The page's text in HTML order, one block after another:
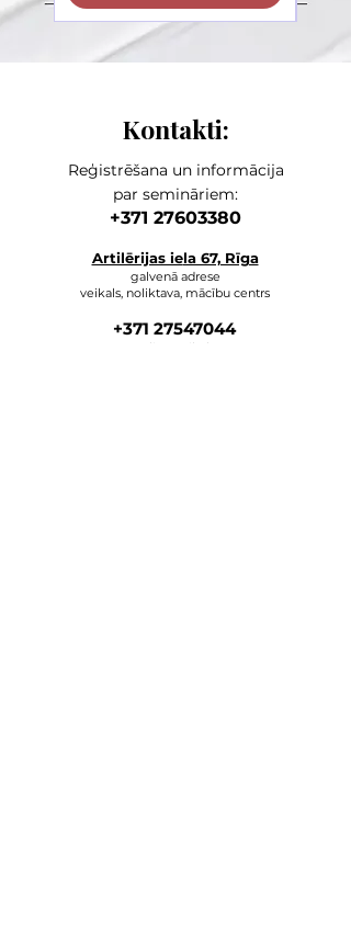
Kontakti:
Reģistrēšana un informācija
par semināriem:
+371 27603380
Artilērijas iela 67, Rīga
galvenā adrese
veikals, noliktava, mācību centrs
+371 27547044
online veikals